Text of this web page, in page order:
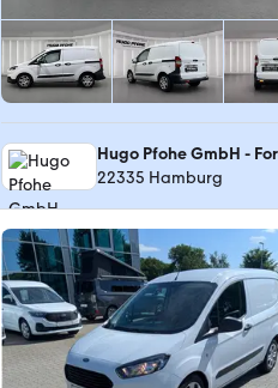
22335 Hamburg